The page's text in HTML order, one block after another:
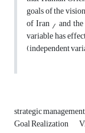
goals of the
of Iran ٫ and the four strategic controls as a cluster independent
variable has
strategic management
Goal Realization